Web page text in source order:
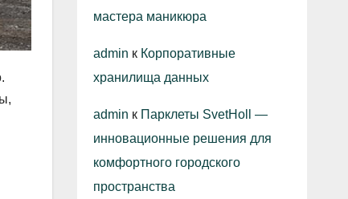
мастера маникюра
admin к Корпоративные
хранилища данных
admin к Парклеты SvetHoll —
инновационные решения для
комфортного городского
пространства